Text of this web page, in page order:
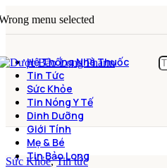
menu selected
Hệ Thống Nhà Thuốc
Tin Tức
Sức Khỏe
Tin Nóng Y Tế
Dinh Dưỡng
Giới Tính
Mẹ & Bé
Tin Bảo Long
Sức Khỏe,Tin tức